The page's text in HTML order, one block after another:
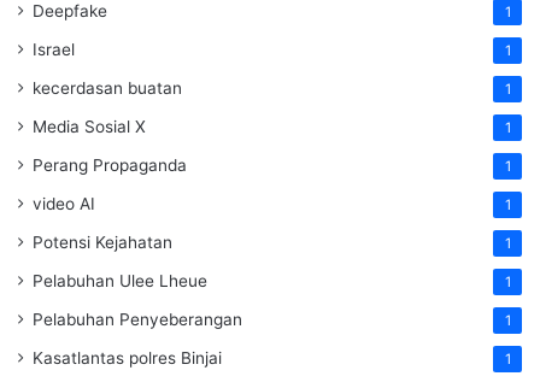
Deepfake 1
Israel 1
kecerdasan buatan 1
Media Sosial X 1
Perang Propaganda 1
video AI 1
Potensi Kejahatan 1
Pelabuhan Ulee Lheue 1
Pelabuhan Penyeberangan 1
Kasatlantas polres Binjai 1